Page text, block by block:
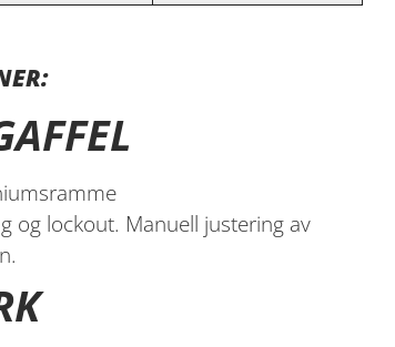
og lockout. Manuell justering av